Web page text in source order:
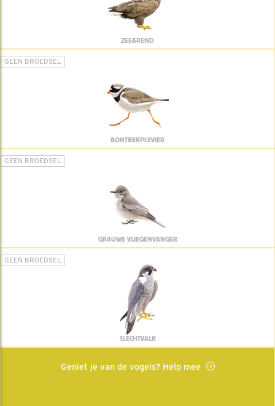
ZEEAREND
GEEN BROEDSEL
BONTBEKPLEVIER
GEEN BROEDSEL
GRAUWE VLIEGENVANGER
GEEN BROEDSEL
SLECHTVALK
Geniet je van de vogels? Help mee